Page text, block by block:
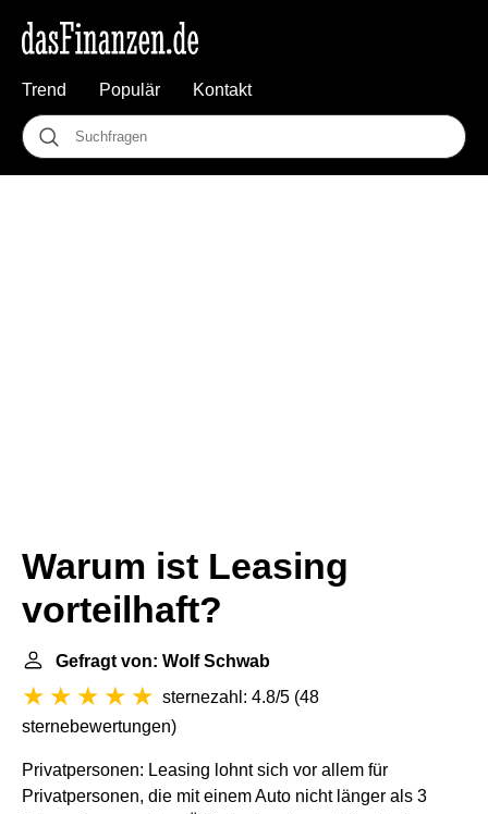
Trend Populär Kontakt
Warum ist Leasing
vorteilhaft?
Gefragt von: Wolf Schwab
sternezahl: 4.8/5 (48
sternebewertungen)
Privatpersonen: Leasing lohnt sich vor allem für
Privatpersonen, die mit einem Auto nicht länger als 3